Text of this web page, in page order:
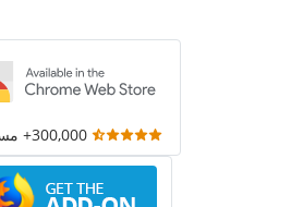
300,000+ مستخدم